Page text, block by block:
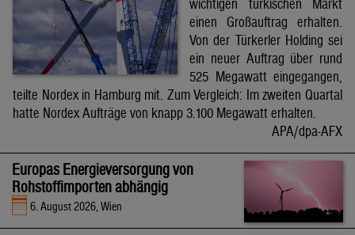
wichtigen türkischen Markt
einen Großauftrag erhalten.
Von der Türkerler Holding sei
ein neuer Auftrag über rund
525 Megawatt eingegangen,
teilte Nordex in Hamburg mit. Zum Vergleich: Im zweiten Quartal
hatte Nordex Aufträge von knapp 3.100 Megawatt erhalten.
APA/dpa-AFX
Europas Energieversorgung von
Rohstoffimporten abhängig
6. August 2026, Wien